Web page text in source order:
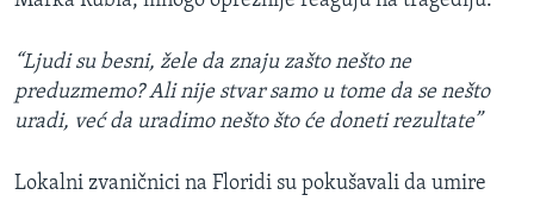
“Ljudi su besni, žele da znaju zašto nešto ne
preduzmemo? Ali nije stvar samo u tome da se nešto
uradi, već da uradimo nešto što će doneti rezultate”
Lokalni zvaničnici na Floridi su pokušavali da umire